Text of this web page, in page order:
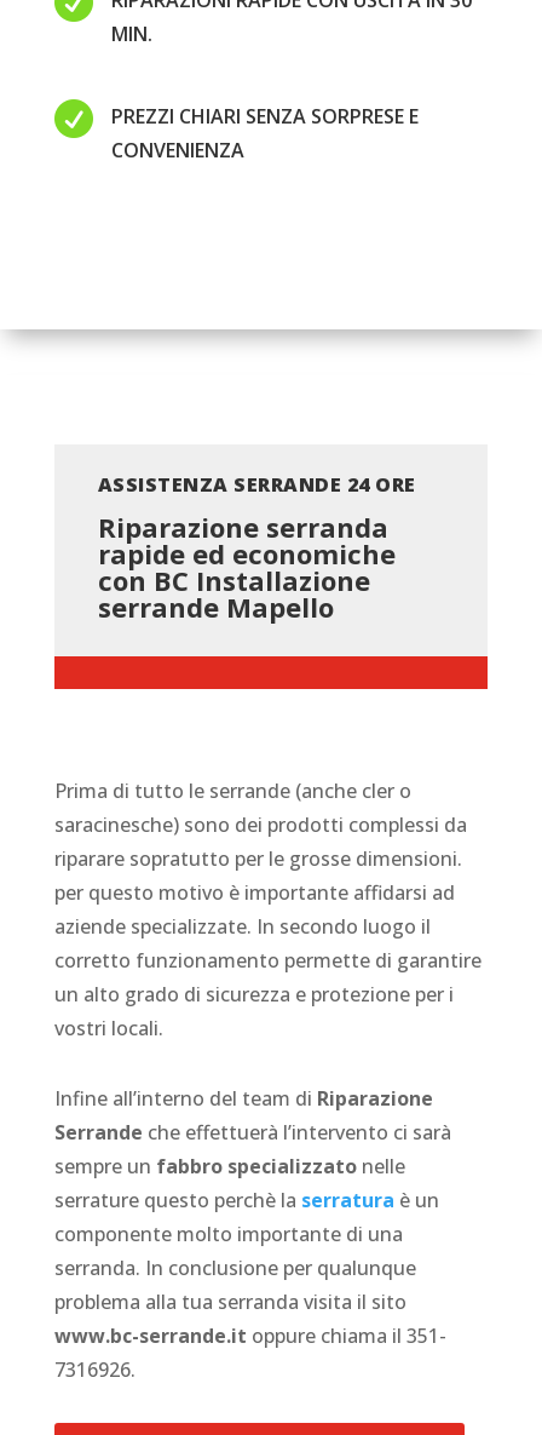
MIN.

PREZZI CHIARI SENZA SORPRESE E
CONVENIENZA
ASSISTENZA SERRANDE 24 ORE
Riparazione serranda
rapide ed economiche
con BC Installazione
serrande Mapello
Prima di tutto le serrande (anche cler o
saracinesche) sono dei prodotti complessi da
riparare sopratutto per le grosse dimensioni.
per questo motivo è importante affidarsi ad
aziende specializzate. In secondo luogo il
corretto funzionamento permette di garantire
un alto grado di sicurezza e protezione per i
vostri locali.
Infine all’interno del team di Riparazione
Serrande che effettuerà l’intervento ci sarà
sempre un fabbro specializzatonelle
serrature questo perchè la serratura è un
componente molto importante di una
serranda. In conclusione per qualunque
problema alla tua serranda visita il sito
www.bc-serrande.it oppure chiama il 351-
7316926.